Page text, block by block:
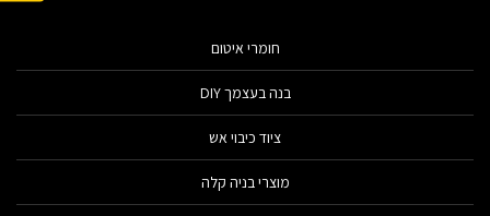
חומרי איטום
בנה בעצמך DIY
ציוד כיבוי אש
מוצרי בניה קלה